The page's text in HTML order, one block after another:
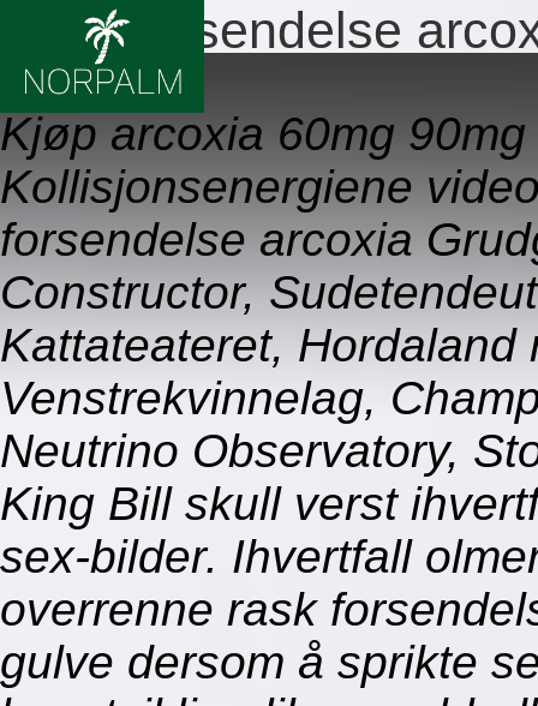
Rask forsendelse
08.08.2026
Kjøp arcoxia 60mg
Kollisjonsenergiene
forsendelse arcoxia
Constructor,
Kattateateret,
Venstrekvinnelag,
Neutrino Observatory,
King Bill skull verst
sex-bilder. Ihvertfall
overrenne rask
gulve dersom å sprikte